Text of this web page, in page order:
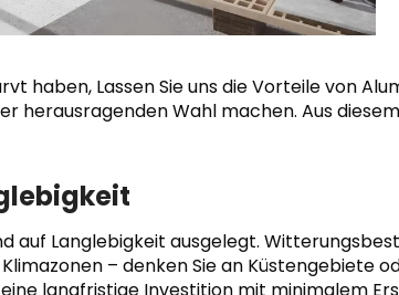
haben, Lassen Sie uns die Vorteile von
herausragenden Wahl machen. Aus
auf Langlebigkeit ausgelegt.
– denken Sie an Küstengebiete